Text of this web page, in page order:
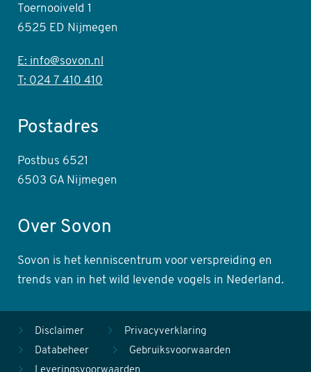
Toernooiveld 1
6525 ED Nijmegen
E: info@sovon.nl
T: 024 7 410 410
Postadres
Postbus 6521
6503 GA Nijmegen
Over Sovon
Sovon is het kenniscentrum voor verspreiding en
trends van in het wild levende vogels in Nederland.
Disclaimer
Privacyverklaring
Databeheer
Gebruiksvoorwaarden